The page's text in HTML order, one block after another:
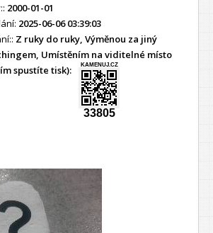
2000-01-01
2025-06-06 03:39:03
Z ruky do ruky, Výměnou za jiný
Umístěním na viditelné místo
spustíte tisk):
KAMENUJ.CZ
33805